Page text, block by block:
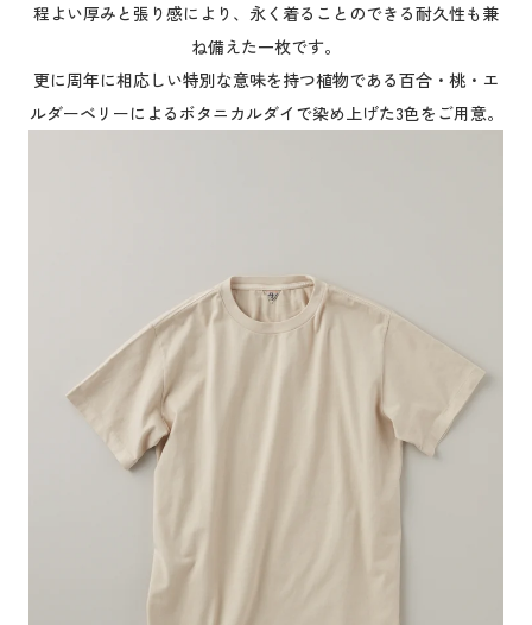
程よい厚みと張り感により、永く着ることのできる耐久性も兼
ね備えた一枚です。
更に周年に相応しい特別な意味を持つ植物である百合・桃・エ
ルダーベリーによるボタニカルダイで染め上げた3色をご用意。